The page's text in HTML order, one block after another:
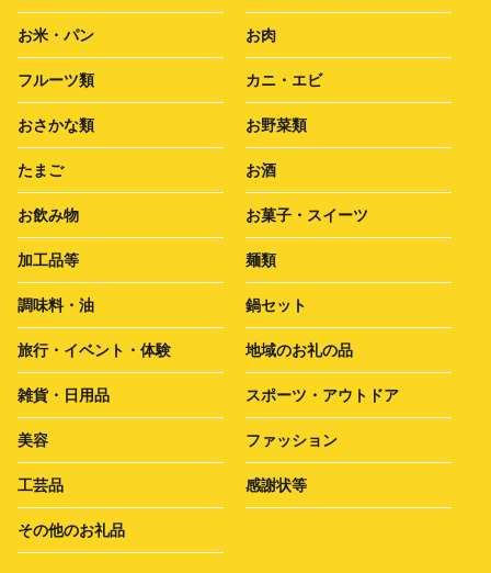
お米・パン お肉
フルーツ類 カニ・エビ
おさかな類 お野菜類
たまご お酒
お飲み物 お菓子・スイーツ
加工品等 麺類
調味料・油 鍋セット
旅行・イベント・体験 地域のお礼の品
雑貨・日用品 スポーツ・アウトドア
美容 ファッション
工芸品 感謝状等
その他のお礼品